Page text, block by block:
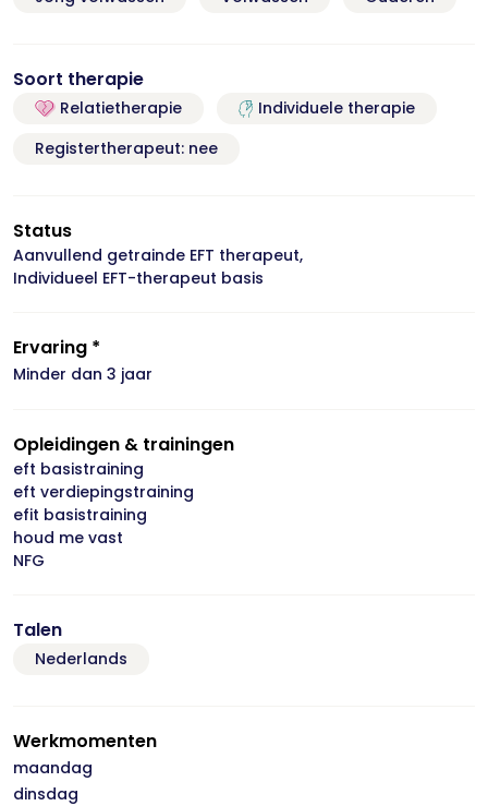
Soort therapie
Relatietherapie
Individuele therapie
Registertherapeut: nee
Status
Aanvullend getrainde EFT therapeut,
Individueel EFT-therapeut basis
Ervaring *
Minder dan 3 jaar
Opleidingen & trainingen
eft basistraining
eft verdiepingstraining
efit basistraining
houd me vast
NFG
Talen
Nederlands
Werkmomenten
maandag
dinsdag